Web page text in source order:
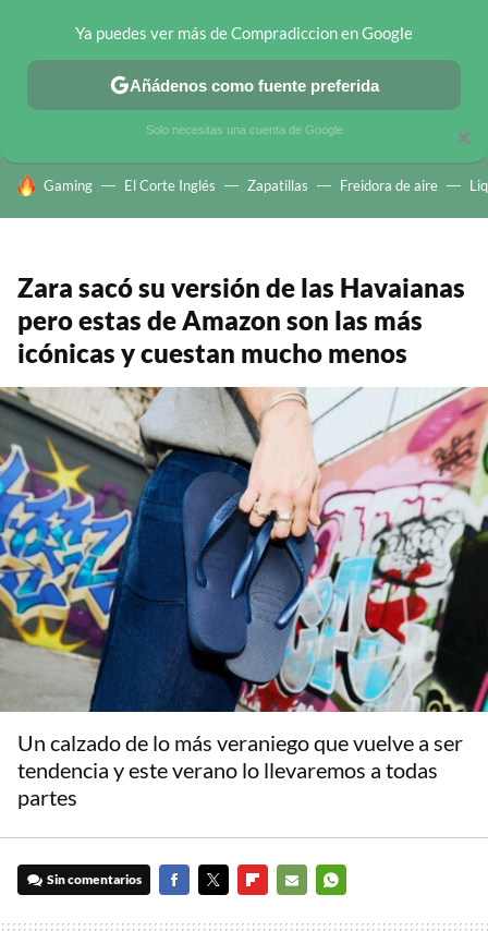
CHOLLOS TELEGRAM OFERTAS EN MÓVILES OFERTAS EN
HOY SE HABLA DE
Gaming El Corte Inglés Zapatillas Freidora de aire
Zara sacó su versión de las Havaianas
pero estas de Amazon son las más
icónicas y cuestan mucho menos
Un calzado de lo más veraniego que vuelve a ser
tendencia y este verano lo llevaremos a todas
partes
Sin comentarios
×
Ya puedes ver más de Compradiccion en Google
Añádenos como fuente preferida
Solo necesitas una cuenta de Google